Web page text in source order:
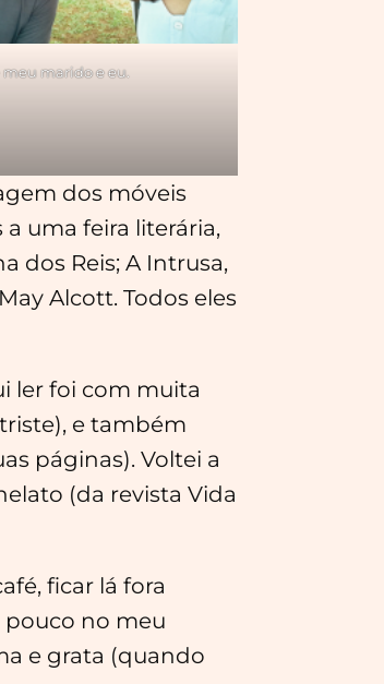
meu marido e eu.
dos móveis
uma feira literária,
dos Reis; A Intrusa,
Alcott. Todos eles
ler foi com muita
e também
páginas). Voltei a
(da revista Vida
ficar lá fora
pouco no meu
e grata (quando